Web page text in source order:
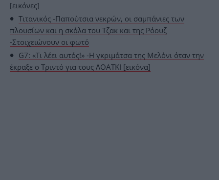
[εικόνες]
Τιτανικός -Παπούτσια νεκρών, οι σαμπάνιες των
πλουσίων και η σκάλα του Τζακ και της Ρόουζ
-Στοιχειώνουν οι φωτό
G7: «Τι λέει αυτός!» -Η γκριμάτσα της Μελόνι όταν την
έκραξε ο Τριντό για τους ΛΟΑΤΚΙ [εικόνα]